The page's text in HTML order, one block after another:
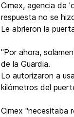
Cimex, agencia de
respuesta no se
Le abrieron la
"Por ahora,
de la Guardia.
Lo autorizaron a
kilómetros del
Cimex "necesitaba